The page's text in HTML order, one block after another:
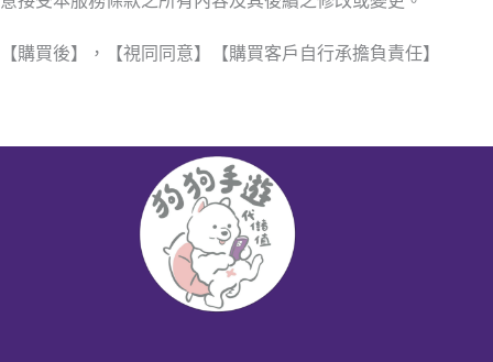
【購買後】，【視同同意】【購買客戶自行承擔負責任】